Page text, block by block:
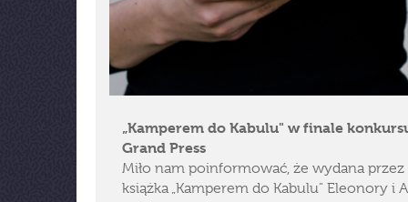
„Kamperem do Kabulu" w finale
Grand Press
Miło nam poinformować, że wydana przez
książka „Kamperem do Kabulu" Eleonory i